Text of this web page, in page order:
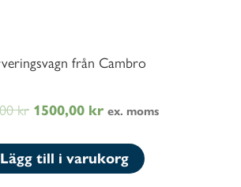
från Cambro
kr Det
priset
var:
1500,00 krDet
priset
är:
ex. moms
Lägg till i varukorg